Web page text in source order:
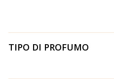
TIPO DI PROFUMO